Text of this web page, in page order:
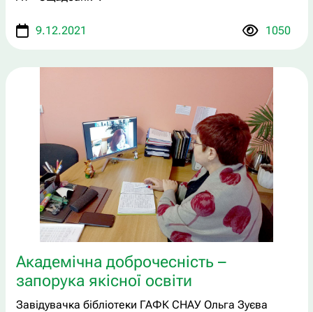
9.12.2021 1050
Академічна доброчесність –
запорука якісної освіти
Завідувачка бібліотеки ГАФК СНАУ Ольга Зуєва